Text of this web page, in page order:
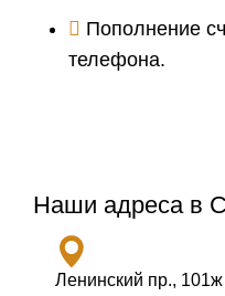
Пополнение
телефона.
Наши адреса в
Ленинский пр., 101ж